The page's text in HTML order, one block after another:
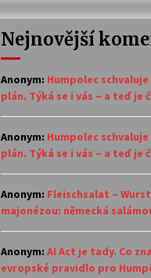
14. 7. 2026
30. 6. 2026
Nejnovější
Anonym: Humpolec
plán. Týká se i vás – a teď je
Anonym: Humpolec
plán. Týká se i vás – a teď je
Anonym: Fleischsalat –
majonézou: německá
Anonym: AI Act je tady. Co
evropské pravidlo pro